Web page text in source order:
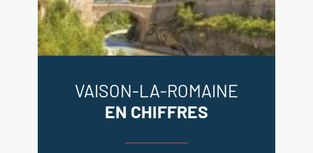
VAISON-LA-ROMAINE
EN CHIFFRES